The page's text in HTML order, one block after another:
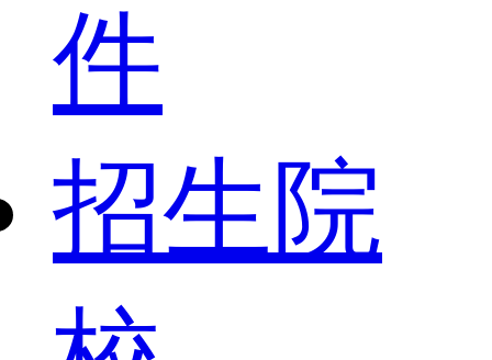
件
招生院